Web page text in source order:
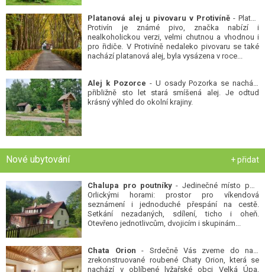
Platanová alej u pivovaru v Protivíně - Platan
Protivín je známé pivo, značka nabízí i
nealkoholickou verzi, velmi chutnou a vhodnou i
pro řidiče. V Protivíně nedaleko pivovaru se také
nachází platanová alej, byla vysázena v roce...
Alej k Pozorce - U osady Pozorka se nachází
přibližně sto let stará smíšená alej. Je odtud
krásný výhled do okolní krajiny.
Nové ubytování + přidat
Chalupa pro poutníky- Jedinečné místo pod
Orlickými horami: prostor pro víkendová
seznámení i jednoduché přespání na cestě.
Setkání nezadaných, sdílení, ticho i oheň.
Otevřeno jednotlivcům, dvojicím i skupinám...
Chata Orion - Srdečně Vás zveme do naší
zrekonstruované roubené Chaty Orion, která se
nachází v oblíbené lyžařské obci Velká Úpa,